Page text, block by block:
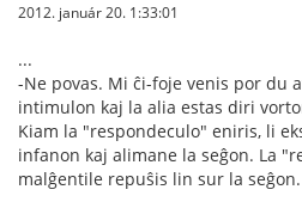
2012. január 20. 1:33:01
...
-Ne povas. Mi ĉi-foje venis por du
intimulon kaj la alia estas diri
Kiam la "respondeculo" eniris, li
infanon kaj alimane la seĝon. La
malĝentile repuŝis lin sur la seĝon.